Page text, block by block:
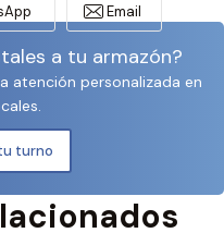
Email
a tu armazón?
atención personalizada en
turno